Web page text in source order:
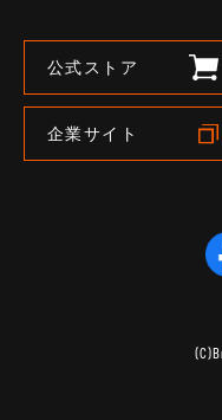
公式ストア
企業サイト